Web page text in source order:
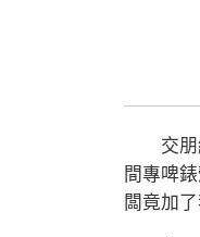
交朋結
間專啤
闆竟加